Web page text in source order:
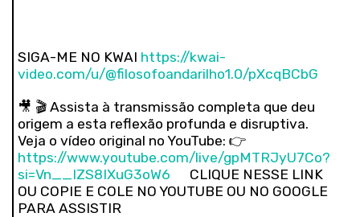
SIGA-ME NO KWAI https://kwai-
video.com/u/@filosofoandarilho1.0/pXcqBCbG
🎥 🎬 Assista à transmissão completa que deu
origem a esta reflexão profunda e disruptiva.
Veja o vídeo original no YouTube: 👉
https://www.youtube.com/live/gpMTRJyU7Co?
si=Vn__IZS8IXuG3oW6 CLIQUE NESSE LINK
OU COPIE E COLE NO YOUTUBE OU NO GOOGLE
PARA ASSISTIR